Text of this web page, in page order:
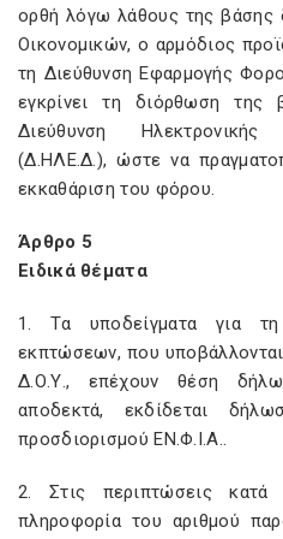
ορθή λόγω λάθους της βάσης
Οικονομικών, ο αρμόδιος
τη Διεύθυνση Εφαρμογής
εγκρίνει τη διόρθωση
Διεύθυνση
(Δ.ΗΛΕ.Δ.), ώστε να
εκκαθάριση του φόρου.
Άρθρο 5
Ειδικά θέματα
1. Τα υποδείγματα για
εκπτώσεων, που
Δ.Ο.Υ., επέχουν θέση
αποδεκτά, εκδίδεται
προσδιορισμού ΕΝ.Φ.Ι.Α..
2. Στις περιπτώσεις κατά
πληροφορία του αριθμού